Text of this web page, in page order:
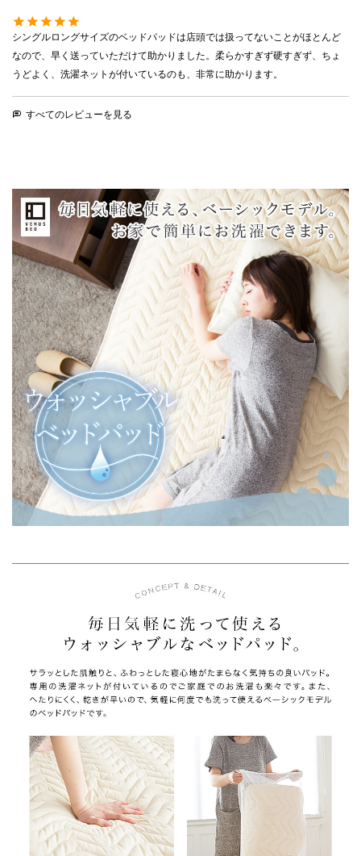
シングルロングサイズのベッドパッドは店頭では扱ってないことがほとんど
なので、早く送っていただけて助かりました。柔らかすぎず硬すぎず、ちょ
うどよく、洗濯ネットが付いているのも、非常に助かります。
すべてのレビューを見る